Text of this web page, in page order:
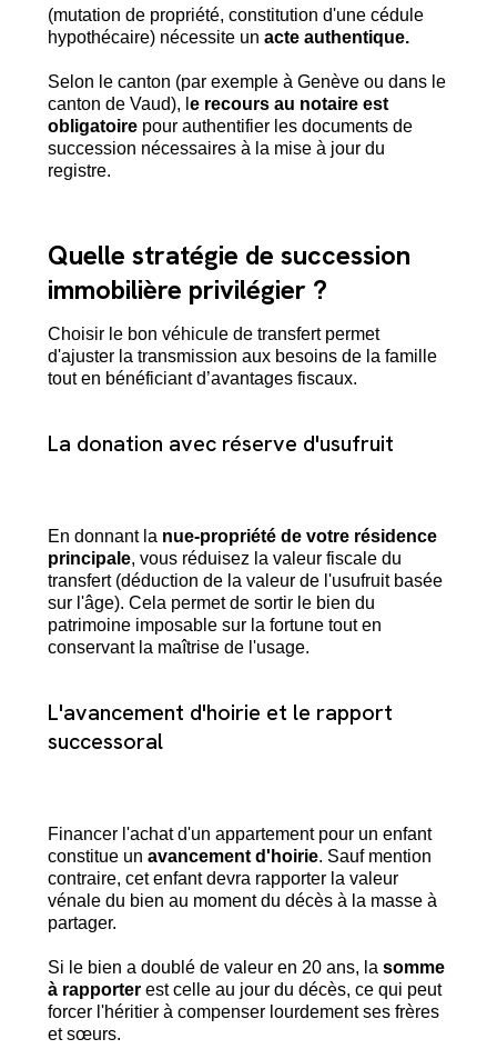
(mutation de propriété, constitution d'une cédule
hypothécaire) nécessite un acte authentique.
Selon le canton (par exemple à Genève ou dans le
canton de Vaud), l e recours au notaire est
obligatoire pour authentifier les documents de
succession nécessaires à la mise à jour du
registre.
Quelle stratégie de succession
immobilière privilégier ?
Choisir le bon véhicule de transfert permet
d'ajuster la transmission aux besoins de la famille
tout en bénéficiant d’avantages fiscaux.
La donation avec réserve d'usufruit
En donnant la nue-propriété de votre résidence
principale, vous réduisez la valeur fiscale du
transfert (déduction de la valeur de l'usufruit basée
sur l'âge). Cela permet de sortir le bien du
patrimoine imposable sur la fortune tout en
conservant la maîtrise de l'usage.
L'avancement d'hoirie et le rapport
successoral
Financer l'achat d'un appartement pour un enfant
constitue un avancement d'hoirie. Sauf mention
contraire, cet enfant devra rapporter la valeur
vénale du bien au moment du décès à la masse à
partager.
Si le bien a doublé de valeur en 20 ans, la somme
à rapporter est celle au jour du décès, ce qui peut
forcer l'héritier à compenser lourdement ses frères
et sœurs.